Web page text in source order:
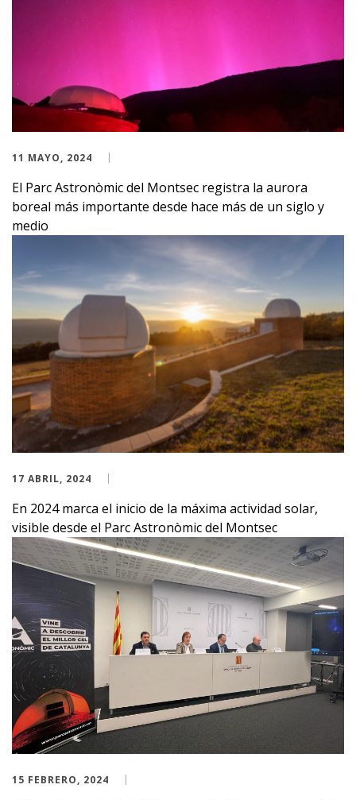
11 MAYO, 2024
El Parc Astronòmic del Montsec registra la aurora
boreal más importante desde hace más de un siglo y
medio
17 ABRIL, 2024
En 2024 marca el inicio de la máxima actividad solar,
visible desde el Parc Astronòmic del Montsec
15 FEBRERO, 2024